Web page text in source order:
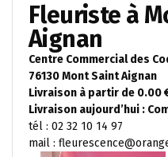
Fleuriste à
Aignan
Centre Commercial des
76130 Mont Saint Aignan
Livraison à partir de 0.00
Livraison aujourd’hui :
tél : 02 32 10 14 97
mail :